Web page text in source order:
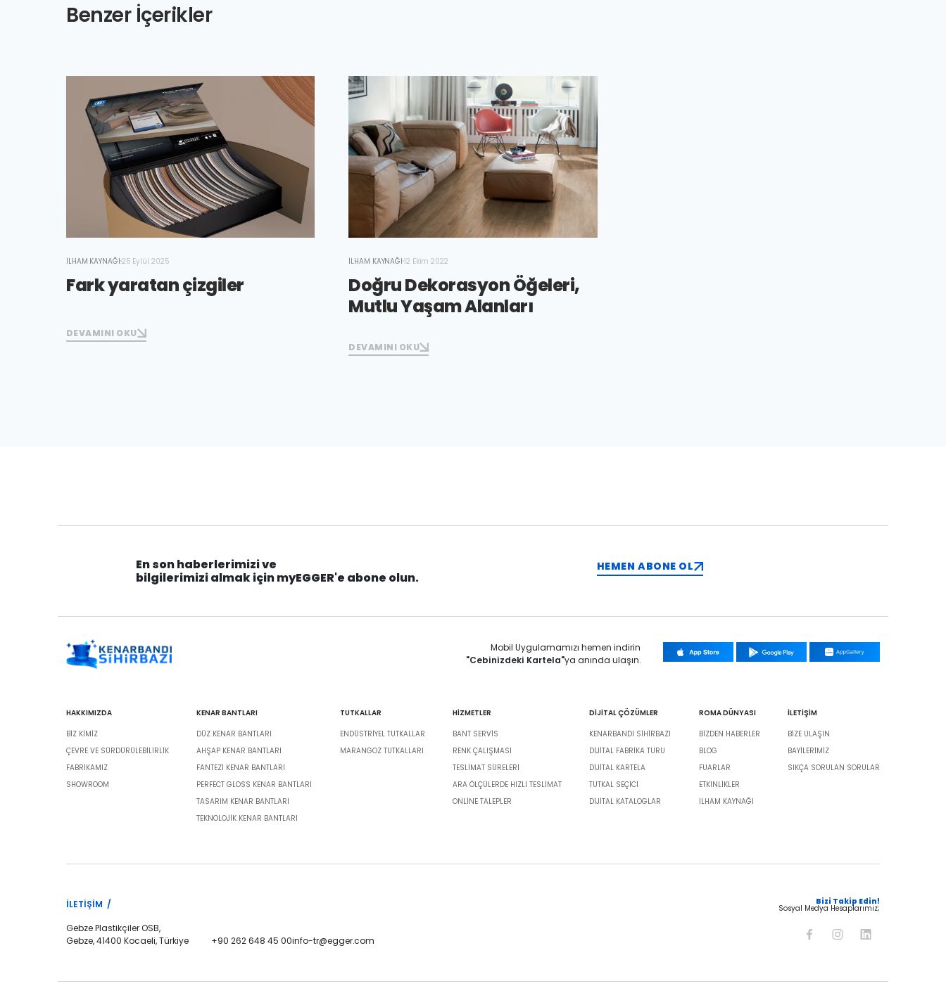
Benzer İçerikler
İLHAM KAYNAĞI25 Eylül 2025
Fark yaratan çizgiler
DEVAMINI OKU
İLHAM KAYNAĞI12 Ekim 2022
Doğru Dekorasyon Öğeleri,
Mutlu Yaşam Alanları
DEVAMINI OKU
En son haberlerimizi ve
bilgilerimizi almak için myEGGER'e abone olun.
HEMEN ABONE OL
Mobil Uygulamamızı hemen indirin
"Cebinizdeki Kartela"ya anında ulaşın.
HAKKIMIZDA
BIZ KIMIZ
ÇEVRE VE SÜRDÜRÜLEBILIRLIK
FABRİKAMIZ
SHOWROOM
KENAR BANTLARI
DÜZ KENAR BANTLARI
AHŞAP KENAR BANTLARI
FANTEZI KENAR BANTLARI
PERFECT GLOSS KENAR BANTLARI
TASARIM KENAR BANTLARI
TEKNOLOJIK KENAR BANTLARI
TUTKALLAR
ENDÜSTRIYEL TUTKALLAR
MARANGOZ TUTKALLARI
HİZMETLER
BANT SERVIS
RENK ÇALIŞMASI
TESLIMAT SÜRELERI
ARA ÖLÇÜLERDE HIZLI TESLIMAT
ONLINE TALEPLER
DİJİTAL ÇÖZÜMLER
KENARBANDI SİHİRBAZI
DIJITAL FABRIKA TURU
DİJİTAL KARTELA
TUTKAL SEÇİCİ
DIJITAL KATALOGLAR
ROMA DÜNYASI
BIZDEN HABERLER
BLOG
FUARLAR
ETKINLIKLER
İLHAM KAYNAĞI
İLETİŞİM
BIZE ULAŞIN
BAYILERIMIZ
SIKÇA SORULAN SORULAR
İLETIŞIM /
Gebze Plastikçiler OSB,
Gebze, 41400 Kocaeli, Türkiye
+90 262 648 45 00info-tr@egger.com
Bizi Takip Edin!
Sosyal Medya Hesaplarımız;